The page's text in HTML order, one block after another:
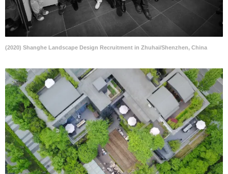
(2020) Shanghe Landscape Design Recruitment in Zhuhai/Shenzhen, China